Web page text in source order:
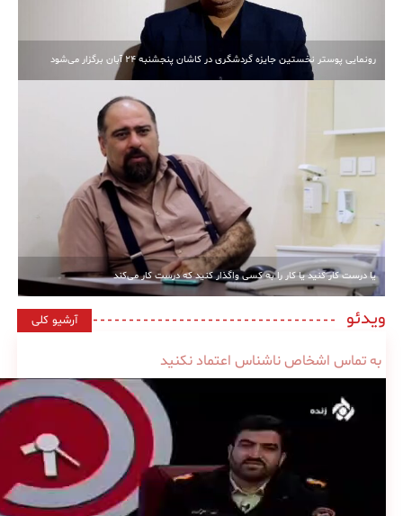
رونمایی پوستر نخستین جایزه گردشگری در کاشان پنجشنبه 24 آبان برگزار می‌شود
یا درست کار کنید یا کار را به کسی واگذار کنید که درست کار می‌کند
ویدئو آرشیو کلی
به تماس اشخاص ناشناس اعتماد نکنید